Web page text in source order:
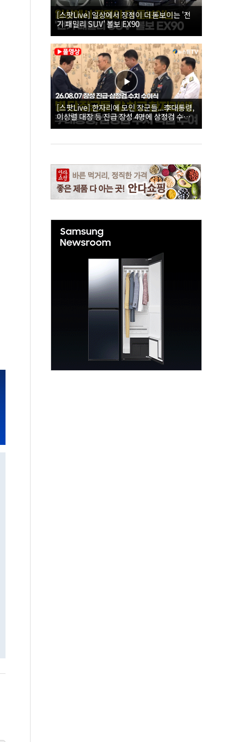
[스팟Live] 일상에서 장점이 더 돋보이는 '전
기 패밀리 SUV' 볼보 EX90
[스팟Live] 한자리에 모인 장군들...李대통령,
이상렬 대장 등 진급 장성 4명에 삼정검 수치
직접 수여｜26.08.07 장성 진급·삼정검 수치